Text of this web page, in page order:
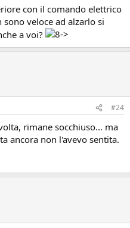
con il comando elettrico
veloce ad alzarlo si
a voi?
#24
rimane socchiuso... ma
ancora non l'avevo sentita.